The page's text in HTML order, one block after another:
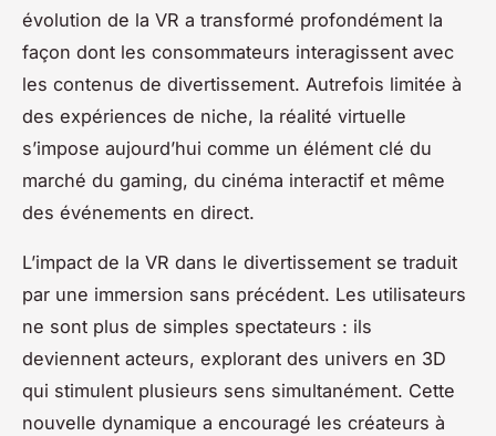
évolution de la VR a transformé profondément la
façon dont les consommateurs interagissent avec
les contenus de divertissement. Autrefois limitée à
des expériences de niche, la réalité virtuelle
s’impose aujourd’hui comme un élément clé du
marché du gaming, du cinéma interactif et même
des événements en direct.
L’impact de la VR dans le divertissement se traduit
par une immersion sans précédent. Les utilisateurs
ne sont plus de simples spectateurs : ils
deviennent acteurs, explorant des univers en 3D
qui stimulent plusieurs sens simultanément. Cette
nouvelle dynamique a encouragé les créateurs à